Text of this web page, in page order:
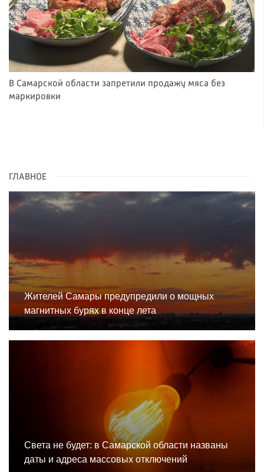
В Самарской области запретили продажу мяса без
маркировки
ГЛАВНОЕ
Жителей Самары предупредили о мощных
магнитных бурях в конце лета
Света не будет: в Самарской области названы
даты и адреса массовых отключений